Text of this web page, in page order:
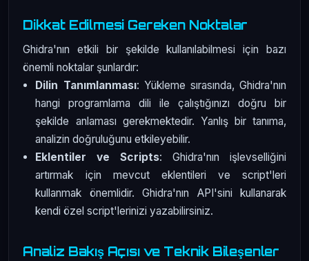
Dikkat Edilmesi Gereken Noktalar
Ghidra'nın etkili bir şekilde kullanılabilmesi için bazı
önemli noktalar şunlardır:
Dilin Tanımlanması: Yükleme sırasında, Ghidra'nın
hangi programlama dili ile çalıştığınızı doğru bir
şekilde anlaması gerekmektedir. Yanlış bir tanıma,
analizin doğruluğunu etkileyebilir.
Eklentiler ve Scripts: Ghidra'nın işlevselliğini
artırmak için mevcut eklentileri ve script'leri
kullanmak önemlidir. Ghidra'nın API'sini kullanarak
kendi özel script'lerinizi yazabilirsiniz.
Analiz Bakış Açısı ve Teknik Bileşenler